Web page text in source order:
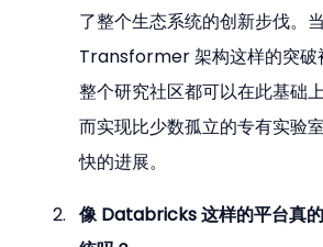
了整个生态系统的创新步伐。
Transformer 架构这样的突破
整个研究社区都可以在此基础
而实现比少数孤立的专有实验
快的进展。
像 Databricks 这样的平台真